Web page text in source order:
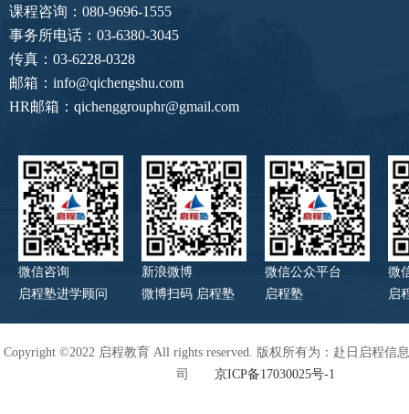
课程咨询：080-9696-1555
事务所电话：03-6380-3045
传真：03-6228-0328
邮箱：info@qichengshu.com
HR邮箱：qichenggrouphr@gmail.com
微信咨询
启程塾进学顾问
新浪微博
微博扫码 启程塾
微信公众平台
启程塾
微
启
Copyright ©2022 启程教育 All rights reserved. 版权所有为：赴日启程信
司 京ICP备17030025号-1